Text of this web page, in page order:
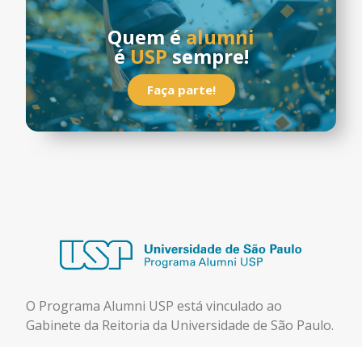
Quem éalumni
éUSPsempre!
Faça parte!
O Programa Alumni USP está vinculado ao
Gabinete da Reitoria da Universidade de São Paulo.